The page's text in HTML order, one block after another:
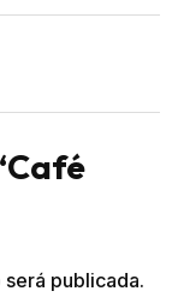
publicada.